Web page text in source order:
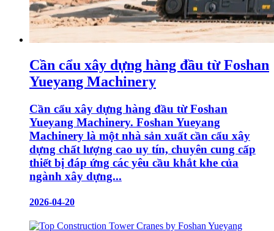
Cần cẩu xây dựng hàng đầu từ Foshan
Yueyang Machinery
Cần cẩu xây dựng hàng đầu từ Foshan
Yueyang Machinery. Foshan Yueyang
Machinery là một nhà sản xuất cần cẩu xây
dựng chất lượng cao uy tín, chuyên cung cấp
thiết bị đáp ứng các yêu cầu khắt khe của
ngành xây dựng...
2026-04-20